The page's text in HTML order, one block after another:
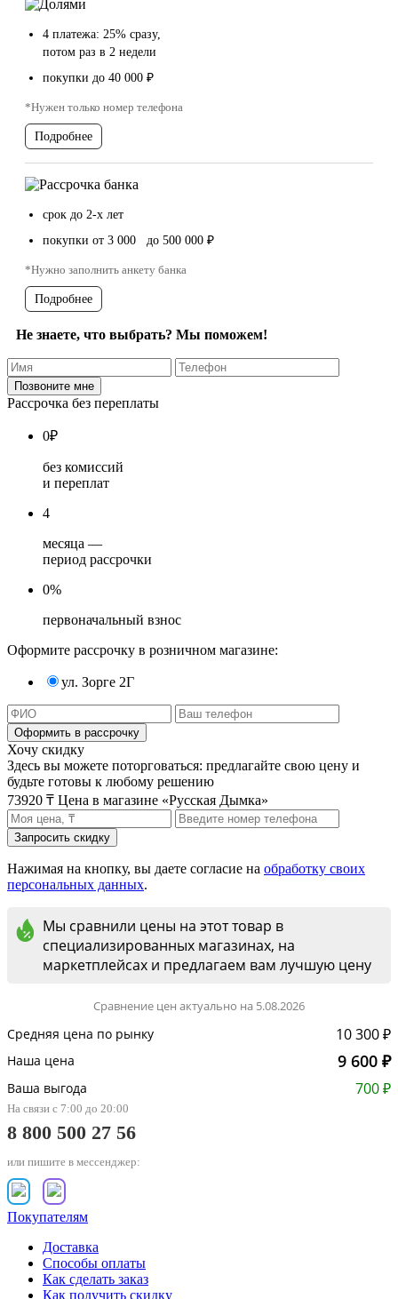
4 платежа: 25% сразу,
потом раз в 2 недели
покупки до 40 000 ₽
*Нужен только номер телефона
Подробнее
срок до 2-х лет
покупки от 3 000 до 500 000 ₽
*Нужно заполнить анкету банка
Подробнее
Не знаете, что выбрать? Мы поможем!
Рассрочка без переплаты
0₽
без комиссий
и переплат
4
месяца —
период рассрочки
0%
первоначальный взнос
Оформите рассрочку в розничном магазине:
ул. Зорге 2Г
Хочу скидку
Здесь вы можете поторговаться: предлагайте свою цену и
будьте готовы к любому решению
73920 ₸ Цена в магазине «Русская Дымка»
Нажимая на кнопку, вы даете согласие на обработку своих
персональных данных.
Мы сравнили цены на этот товар в
специализированных магазинах, на
маркетплейсах и предлагаем вам лучшую цену
Сравнение цен актуально на 5.08.2026
Средняя цена по рынку 10 300 ₽
Наша цена 9 600 ₽
Ваша выгода 700 ₽
На связи с 7:00 до 20:00
8 800 500 27 56
или пишите в мессенджер:
Покупателям
Доставка
Способы оплаты
Как сделать заказ
Как получить скидку